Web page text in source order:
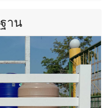
าน